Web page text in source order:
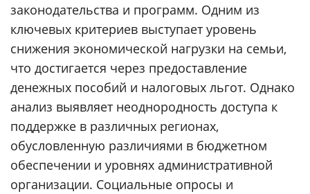
законодательства и программ. Одним из
ключевых критериев выступает уровень
снижения экономической нагрузки на семьи,
что достигается через предоставление
денежных пособий и налоговых льгот. Однако
анализ выявляет неоднородность доступа к
поддержке в различных регионах,
обусловленную различиями в бюджетном
обеспечении и уровнях административной
организации. Социальные опросы и